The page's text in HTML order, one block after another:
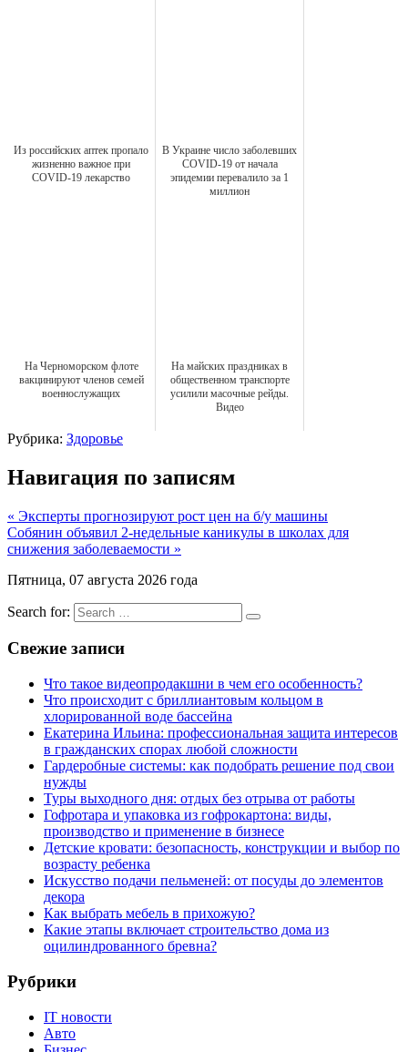
Из российских аптек пропало
жизненно важное при
COVID-19 лекарство
В Украине число заболевших
COVID-19 от начала
эпидемии перевалило за 1
миллион
На Черноморском флоте
вакцинируют членов семей
военнослужащих
На майских праздниках в
общественном транспорте
усилили масочные рейды.
Видео
Рубрика: Здоровье
Навигация по записям
« Эксперты прогнозируют рост цен на б/у машины
Собянин объявил 2-недельные каникулы в школах для
снижения заболеваемости »
Пятница, 07 августа 2026 года
Search for:
Свежие записи
Что такое видеопродакшни в чем его особенность?
Что происходит с бриллиантовым кольцом в
хлорированной воде бассейна
Екатерина Ильина: профессиональная защита интересов
в гражданских спорах любой сложности
Гардеробные системы: как подобрать решение под свои
нужды
Туры выходного дня: отдых без отрыва от работы
Гофротара и упаковка из гофрокартона: виды,
производство и применение в бизнесе
Детские кровати: безопасность, конструкции и выбор по
возрасту ребенка
Искусство подачи пельменей: от посуды до элементов
декора
Как выбрать мебель в прихожую?
Какие этапы включает строительство дома из
оцилиндрованного бревна?
Рубрики
IT новости
Авто